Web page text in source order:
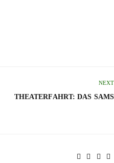
NEXT
THEATERFAHRT: DAS SAMS